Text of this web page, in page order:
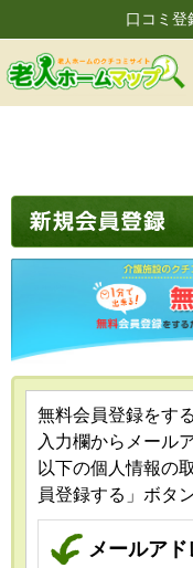
口コミ登
無料会員登録をす
入力欄からメール
以下の個人情報の
員登録する」ボタ
メールア